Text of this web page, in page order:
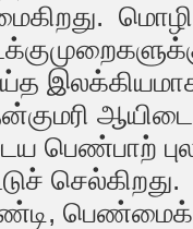
பெண்பாற்